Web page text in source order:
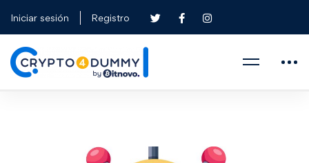
Iniciar sesión Registro